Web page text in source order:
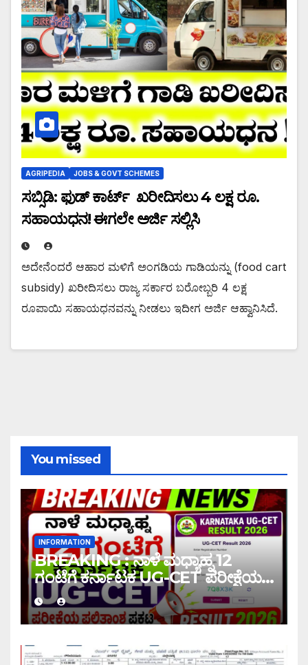
AGRIPEDIA JOBS & GOVT SCHEMES
ಸಬ್ಸಿಡಿ: ಫುಡ್ ಕಾರ್ಟ್ ಖರೀದಿಸಲು 4 ಲಕ್ಷ ರೂ.
ಸಹಾಯಧನ! ಈಗಲೇ ಅರ್ಜಿ ಸಲ್ಲಿಸಿ
ಅದೇನೆಂದರೆ ಆಹಾರ ಮಳಿಗೆ ಅಂಗಡಿಯ ಗಾಡಿಯನ್ನು (food cart
subsidy) ಖರೀದಿಸಲು ರಾಜ್ಯ ಸರ್ಕಾರ ಬರೋಬ್ಬರಿ 4 ಲಕ್ಷ
ರೂಪಾಯಿ ಸಹಾಯಧನವನ್ನು ನೀಡಲು ಇದೀಗ ಅರ್ಜಿ ಆಹ್ವಾನಿಸಿದೆ.
You missed
INFORMATION
BREAKING : ನಾಳೆ ಮಧ್ಯಾಹ್ನ 12
ಗಂಟೆಗೆ ಕರ್ನಾಟಕ UG-CET ಪರೀಕ್ಷೆಯ
ಫಲಿತಾಂಶ ಪ್ರಕಟ |UG-CET Result
2026